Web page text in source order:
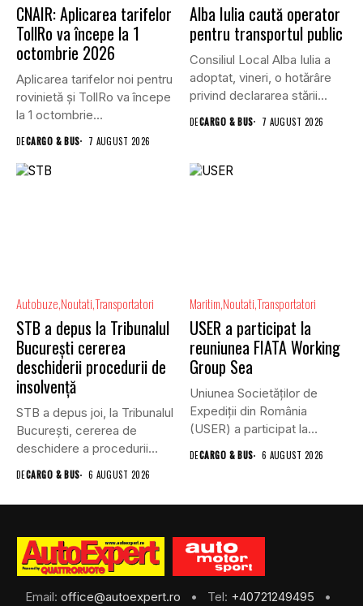
CNAIR: Aplicarea tarifelor
TollRo va începe la 1
octombrie 2026
Aplicarea tarifelor noi pentru
rovinietă și TollRo va începe
la 1 octombrie...
DECARGO & BUS 7 AUGUST 2026
Alba Iulia caută operator
pentru transportul public
Consiliul Local Alba Iulia a
adoptat, vineri, o hotărâre
privind declararea stării...
DECARGO & BUS 7 AUGUST 2026
Autobuze NoutatiTransportatori
STB a depus la Tribunalul
București cererea
deschiderii procedurii de
insolvență
STB a depus joi, la Tribunalul
Bucureşti, cererea de
deschidere a procedurii...
DECARGO & BUS 6 AUGUST 2026
Maritim NoutatiTransportatori
USER a participat la
reuniunea FIATA Working
Group Sea
Uniunea Societăților de
Expediții din România
(USER) a participat la
reuniunea online...
DECARGO & BUS 6 AUGUST 2026
Email: office@autoexpert.ro • Tel: +40721249495 •